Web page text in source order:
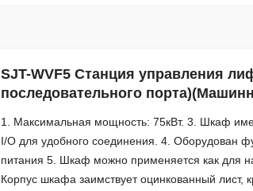
SJT-WVF5 Станция управления
последовательного
1. Максимальная мощность: 75кВт. 3. Шкаф
I/O для удобного соединения. 4. Оборудован
питания 5. Шкаф можно применяется как для
Корпус шкафа заимствует оцинкованный лист,